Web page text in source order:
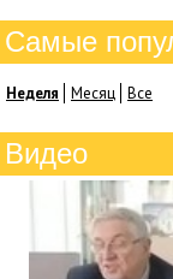
Самые
Неделя Месяц Все
Видео